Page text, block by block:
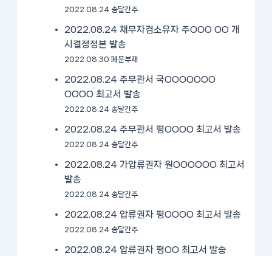
2022.08.24 송달간주
2022.08.24 채무자겸소유자 주OOO OO 개
시결정정본 발송
2022.08.30 폐문부재
2022.08.24 주무관서 국OOOOOOO
OOOO 최고서 발송
2022.08.24 송달간주
2022.08.24 주무관서 평OOOO 최고서 발송
2022.08.24 송달간주
2022.08.24 가압류권자 원OOOOOO 최고서
발송
2022.08.24 송달간주
2022.08.24 압류권자 평OOOO 최고서 발송
2022.08.24 송달간주
2022.08.24 압류권자 평OO 최고서 발송